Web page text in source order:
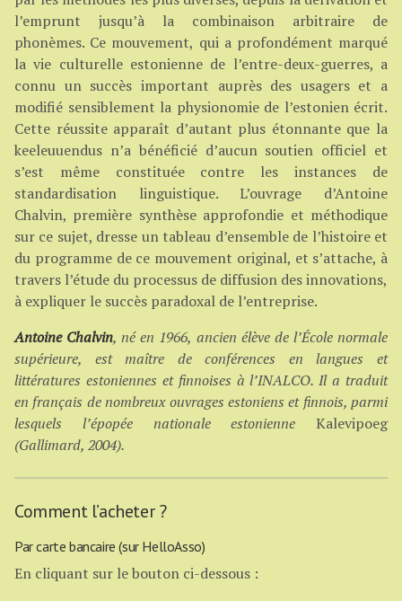
l’emprunt jusqu’à la combinaison arbitraire de
phonèmes. Ce mouvement, qui a profondément marqué
la vie culturelle estonienne de l’entre-deux-guerres, a
connu un succès important auprès des usagers et a
modifié sensiblement la physionomie de l’estonien écrit.
Cette réussite apparaît d’autant plus étonnante que la
keeleuuendus n’a bénéficié d’aucun soutien officiel et
s’est même constituée contre les instances de
standardisation linguistique. L’ouvrage d’Antoine
Chalvin, première synthèse approfondie et méthodique
sur ce sujet, dresse un tableau d’ensemble de l’histoire et
du programme de ce mouvement original, et s’attache, à
travers l’étude du processus de diffusion des innovations,
à expliquer le succès paradoxal de l’entreprise.
Antoine Chalvin, né en 1966, ancien élève de l’École normale
supérieure, est maître de conférences en langues et
littératures estoniennes et finnoises à l’INALCO. Il a traduit
en français de nombreux ouvrages estoniens et finnois, parmi
lesquels l’épopée nationale estonienne Kalevipoeg
(Gallimard, 2004).
Comment l’acheter ?
Par carte bancaire (sur HelloAsso)
En cliquant sur le bouton ci-dessous :